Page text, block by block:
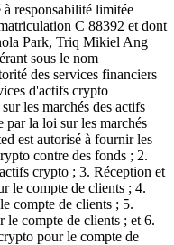
responsabilité limitée
C 88392 et dont
Park, Triq Mikiel Ang
sous le nom
des services financiers
d'actifs crypto
les marchés des actifs
la loi sur les marchés
est autorisé à fournir les
contre des fonds ; 2.
crypto ; 3. Réception et
le compte de clients ; 4.
compte de clients ; 5.
le compte de clients ; et 6.
pour le compte de